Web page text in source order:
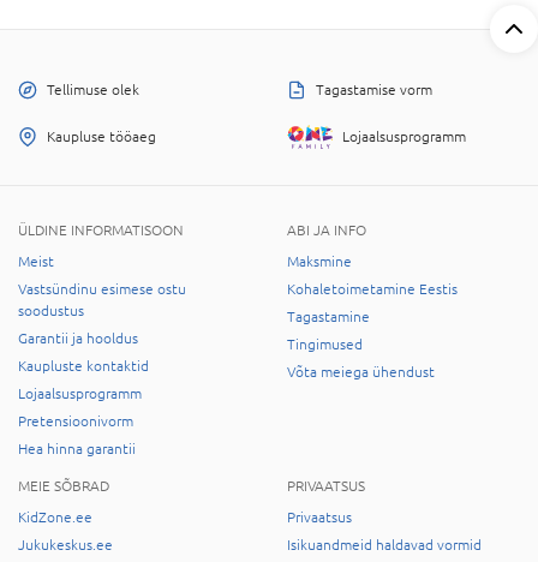
Tellimuse olek Tagastamise vorm
Kaupluse tööaeg Lojaalsusprogramm
ÜLDINE INFORMATISOON
Meist
Vastsündinu esimese ostu
soodustus
Garantii ja hooldus
Kaupluste kontaktid
Lojaalsusprogramm
Pretensioonivorm
Hea hinna garantii
ABI JA INFO
Maksmine
Kohaletoimetamine Eestis
Tagastamine
Tingimused
Võta meiega ühendust
MEIE SÕBRAD
KidZone.ee
Jukukeskus.ee
PRIVAATSUS
Privaatsus
Isikuandmeid haldavad vormid